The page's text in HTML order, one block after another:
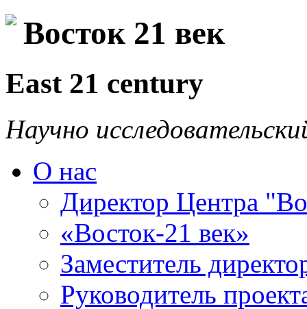
Восток 21 век
East 21 century
Научно
О нас
Директор Центра
«Восток-21 век»
Заместитель
Руководитель